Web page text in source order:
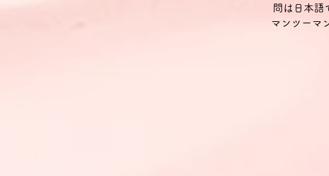
問は日本語
マンツーマ